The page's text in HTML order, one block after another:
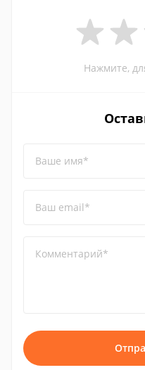
Нажмите,
Ваше имя*
Ваш email*
Комментарий*